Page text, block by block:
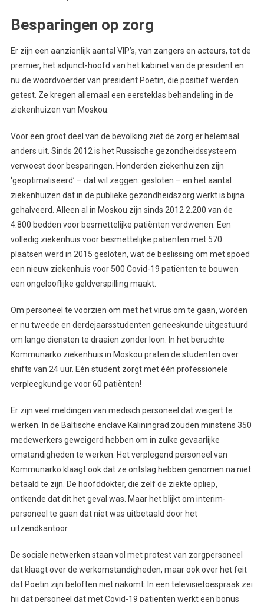
Besparingen op zorg
Er zijn een aanzienlijk aantal VIP’s, van zangers en acteurs, tot de
premier, het adjunct-hoofd van het kabinet van de president en
nu de woordvoerder van president Poetin, die positief werden
getest. Ze kregen allemaal een eersteklas behandeling in de
ziekenhuizen van Moskou.
Voor een groot deel van de bevolking ziet de zorg er helemaal
anders uit. Sinds 2012 is het Russische gezondheidssysteem
verwoest door besparingen. Honderden ziekenhuizen zijn
‘geoptimaliseerd’ – dat wil zeggen: gesloten – en het aantal
ziekenhuizen dat in de publieke gezondheidszorg werkt is bijna
gehalveerd. Alleen al in Moskou zijn sinds 2012 2.200 van de
4.800 bedden voor besmettelijke patiënten verdwenen. Een
volledig ziekenhuis voor besmettelijke patiënten met 570
plaatsen werd in 2015 gesloten, wat de beslissing om met spoed
een nieuw ziekenhuis voor 500 Covid-19 patiënten te bouwen
een ongelooflijke geldverspilling maakt.
Om personeel te voorzien om met het virus om te gaan, worden
er nu tweede en derdejaarsstudenten geneeskunde uitgestuurd
om lange diensten te draaien zonder loon. In het beruchte
Kommunarko ziekenhuis in Moskou praten de studenten over
shifts van 24 uur. Eén student zorgt met één professionele
verpleegkundige voor 60 patiënten!
Er zijn veel meldingen van medisch personeel dat weigert te
werken. In de Baltische enclave Kaliningrad zouden minstens 350
medewerkers geweigerd hebben om in zulke gevaarlijke
omstandigheden te werken. Het verplegend personeel van
Kommunarko klaagt ook dat ze ontslag hebben genomen na niet
betaald te zijn. De hoofddokter, die zelf de ziekte opliep,
ontkende dat dit het geval was. Maar het blijkt om interim-
personeel te gaan dat niet was uitbetaald door het
uitzendkantoor.
De sociale netwerken staan vol met protest van zorgpersoneel
dat klaagt over de werkomstandigheden, maar ook over het feit
dat Poetin zijn beloften niet nakomt. In een televisietoespraak zei
hij dat personeel dat met Covid-19 patiënten werkt een bonus